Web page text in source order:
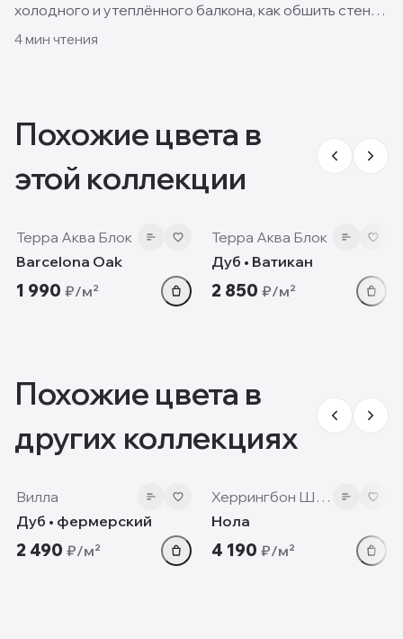
холодного и утеплённого балкона, как обшить стены
и пол своими руками и какие решения смотрятся
4мин чтения
Похожие цвета в
этой коллекции
Терра Аква Блок
Barcelona Oak
1 990 ₽/м²
Терра Аква Блок
Дуб • Ватикан
2 850 ₽/м²
Похожие цвета в
других коллекциях
12mm
Вилла
Дуб • фермерский
2 490 ₽/м²
12 мм
Херрингбон Шеврон
Нола
4 190 ₽/м²